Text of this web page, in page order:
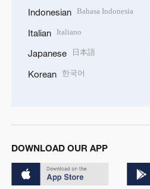
Indonesian Bahasa Indonesia
Italian Italiano
Japanese 日本語
Korean 한국어
DOWNLOAD OUR APP